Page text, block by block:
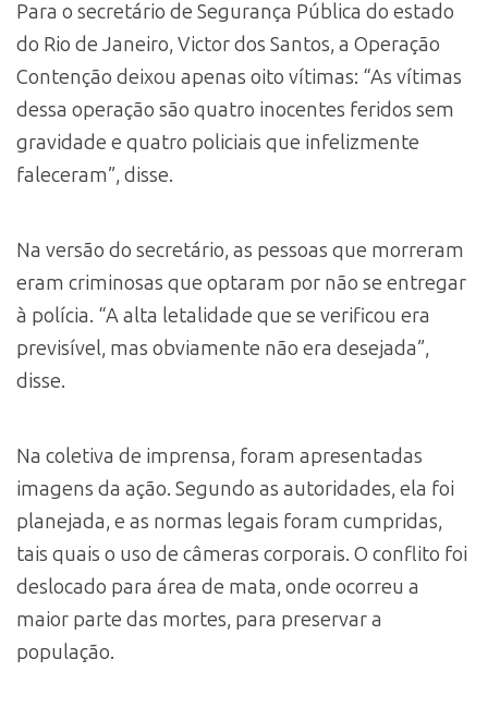
Para o secretário de Segurança Pública do estado
do Rio de Janeiro, Victor dos Santos, a Operação
Contenção deixou apenas oito vítimas: “As vítimas
dessa operação são quatro inocentes feridos sem
gravidade e quatro policiais que infelizmente
faleceram”, disse.
Na versão do secretário, as pessoas que morreram
eram criminosas que optaram por não se entregar
à polícia. “A alta letalidade que se verificou era
previsível, mas obviamente não era desejada”,
disse.
Na coletiva de imprensa, foram apresentadas
imagens da ação. Segundo as autoridades, ela foi
planejada, e as normas legais foram cumpridas,
tais quais o uso de câmeras corporais. O conflito foi
deslocado para área de mata, onde ocorreu a
maior parte das mortes, para preservar a
população.